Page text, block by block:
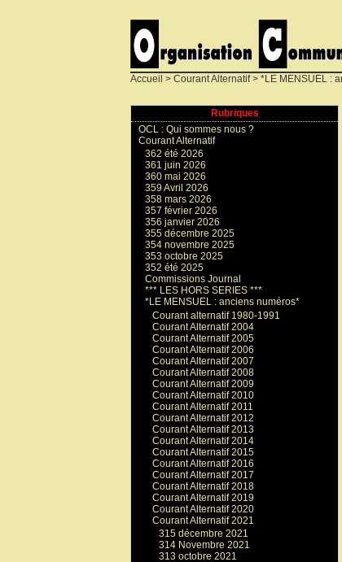
Accueil > Courant Alternatif> *LE MENSUEL :
Rubriques
OCL : Qui sommes nous ?
Courant Alternatif
362 été 2026
361 juin 2026
360 mai 2026
359 Avril 2026
358 mars 2026
357 février 2026
356 janvier 2026
355 décembre 2025
354 novembre 2025
353 octobre 2025
352 été 2025
Commissions Journal
*** LES HORS SERIES ***
*LE MENSUEL : anciens numéros*
Courant alternatif 1980-1991
Courant Alternatif 2004
Courant Alternatif 2005
Courant Alternatif 2006
Courant Alternatif 2007
Courant Alternatif 2008
Courant Alternatif 2009
Courant Alternatif 2010
Courant Alternatif 2011
Courant Alternatif 2012
Courant Alternatif 2013
Courant Alternatif 2014
Courant Alternatif 2015
Courant Alternatif 2016
Courant Alternatif 2017
Courant Alternatif 2018
Courant Alternatif 2019
Courant Alternatif 2020
Courant Alternatif 2021
315 décembre 2021
314 Novembre 2021
313 octobre 2021